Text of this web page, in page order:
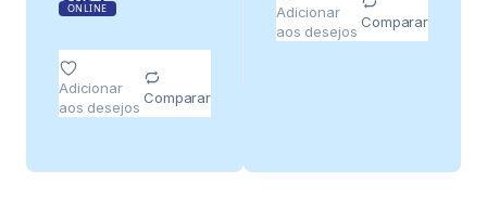
ONLINE
Adicionar
aos desejos
Comparar
Adicionar
aos desejos
Comparar